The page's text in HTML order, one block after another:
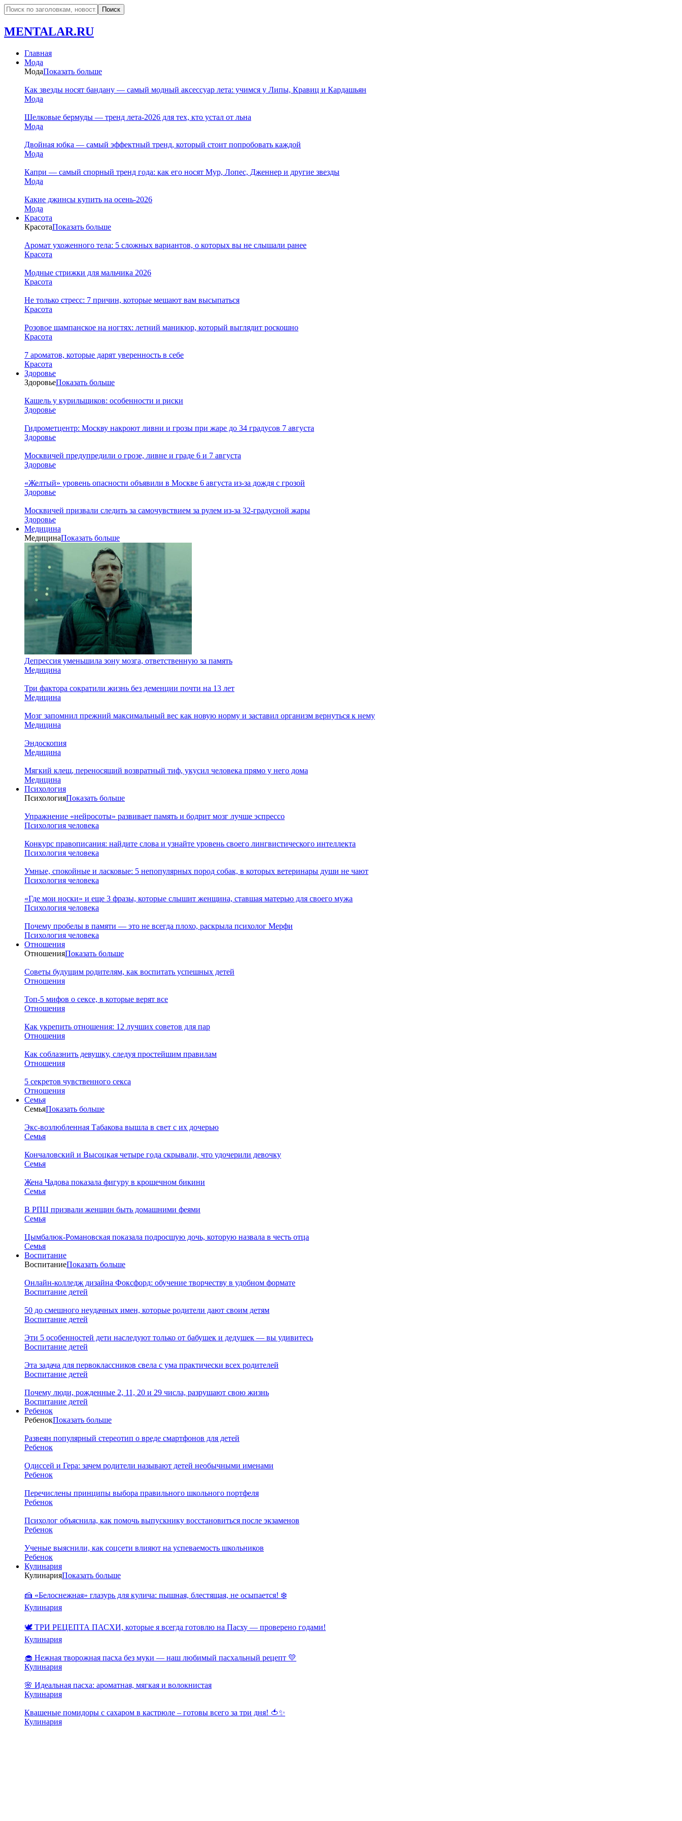
MENTALAR.RU
Главная
Мода
МодаПоказать больше
Как звезды носят бандану — самый модный аксессуар лета: учимся у Липы, Кравиц и Кардашьян
Мода
Шелковые бермуды — тренд лета-2026 для тех, кто устал от льна
Мода
Двойная юбка — самый эффектный тренд, который стоит попробовать каждой
Мода
Капри — самый спорный тренд года: как его носят Мур, Лопес, Дженнер и другие звезды
Мода
Какие джинсы купить на осень-2026
Мода
Красота
КрасотаПоказать больше
Аромат ухоженного тела: 5 сложных вариантов, о которых вы не слышали ранее
Красота
Модные стрижки для мальчика 2026
Красота
Не только стресс: 7 причин, которые мешают вам высыпаться
Красота
Розовое шампанское на ногтях: летний маникюр, который выглядит роскошно
Красота
7 ароматов, которые дарят уверенность в себе
Красота
Здоровье
ЗдоровьеПоказать больше
Кашель у курильщиков: особенности и риски
Здоровье
Гидрометцентр: Москву накроют ливни и грозы при жаре до 34 градусов 7 августа
Здоровье
Москвичей предупредили о грозе, ливне и граде 6 и 7 августа
Здоровье
«Желтый» уровень опасности объявили в Москве 6 августа из-за дождя с грозой
Здоровье
Москвичей призвали следить за самочувствием за рулем из-за 32-градусной жары
Здоровье
Медицина
МедицинаПоказать больше
Депрессия уменьшила зону мозга, ответственную за память
Медицина
Три фактора сократили жизнь без деменции почти на 13 лет
Медицина
Мозг запомнил прежний максимальный вес как новую норму и заставил организм вернуться к нему
Медицина
Эндоскопия
Медицина
Мягкий клещ, переносящий возвратный тиф, укусил человека прямо у него дома
Медицина
Психология
ПсихологияПоказать больше
Упражнение «нейросоты» развивает память и бодрит мозг лучше эспрессо
Психология человека
Конкурс правописания: найдите слова и узнайте уровень своего лингвистического интеллекта
Психология человека
Умные, спокойные и ласковые: 5 непопулярных пород собак, в которых ветеринары души не чают
Психология человека
«Где мои носки» и еще 3 фразы, которые слышит женщина, ставшая матерью для своего мужа
Психология человека
Почему пробелы в памяти — это не всегда плохо, раскрыла психолог Мерфи
Психология человека
Отношения
ОтношенияПоказать больше
Советы будущим родителям, как воспитать успешных детей
Отношения
Топ-5 мифов о сексе, в которые верят все
Отношения
Как укрепить отношения: 12 лучших советов для пар
Отношения
Как соблазнить девушку, следуя простейшим правилам
Отношения
5 секретов чувственного секса
Отношения
Семья
СемьяПоказать больше
Экс-возлюбленная Табакова вышла в свет с их дочерью
Семья
Кончаловский и Высоцкая четыре года скрывали, что удочерили девочку
Семья
Жена Чадова показала фигуру в крошечном бикини
Семья
В РПЦ призвали женщин быть домашними феями
Семья
Цымбалюк-Романовская показала подросшую дочь, которую назвала в честь отца
Семья
Воспитание
ВоспитаниеПоказать больше
Онлайн-колледж дизайна Фоксфорд: обучение творчеству в удобном формате
Воспитание детей
50 до смешного неудачных имен, которые родители дают своим детям
Воспитание детей
Эти 5 особенностей дети наследуют только от бабушек и дедушек — вы удивитесь
Воспитание детей
Эта задача для первоклассников свела с ума практически всех родителей
Воспитание детей
Почему люди, рожденные 2, 11, 20 и 29 числа, разрушают свою жизнь
Воспитание детей
Ребенок
РебенокПоказать больше
Развеян популярный стереотип о вреде смартфонов для детей
Ребенок
Одиссей и Гера: зачем родители называют детей необычными именами
Ребенок
Перечислены принципы выбора правильного школьного портфеля
Ребенок
Психолог объяснила, как помочь выпускнику восстановиться после экзаменов
Ребенок
Ученые выяснили, как соцсети влияют на успеваемость школьников
Ребенок
Кулинария
КулинарияПоказать больше
🍰 «Белоснежная» глазурь для кулича: пышная, блестящая, не осыпается! ❄️
Кулинария
🕊️ ТРИ РЕЦЕПТА ПАСХИ, которые я всегда готовлю на Пасху — проверено годами!
Кулинария
🧁 Нежная творожная пасха без муки — наш любимый пасхальный рецепт 💛
Кулинария
🌸 Идеальная пасха: ароматная, мягкая и волокнистая
Кулинария
Квашеные помидоры с сахаром в кастрюле – готовы всего за три дня! 🍅✨
Кулинария